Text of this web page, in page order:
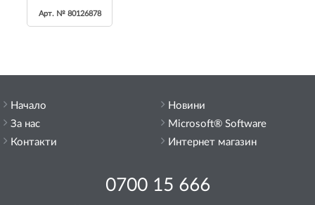
Арт. № 80126878
Начало
За нас
Контакти
0700 15 666
Новини
Microsoft® Software
Интернет магазин